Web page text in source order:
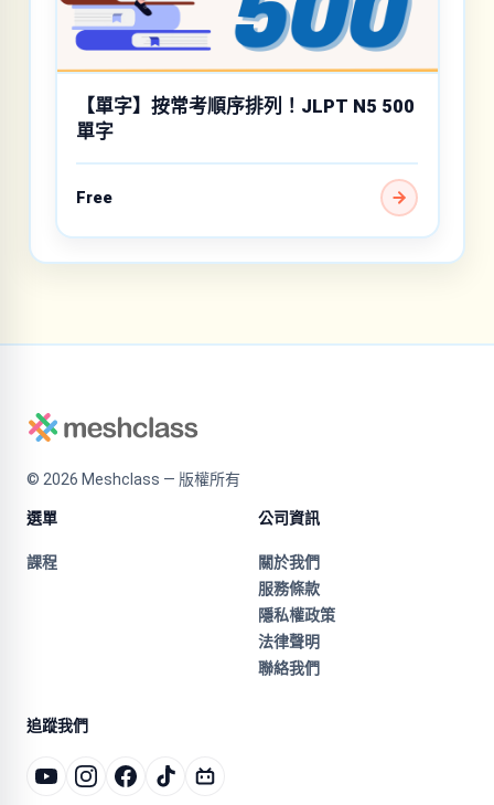
【單字】按常考順序排列！JLPT N5 500
單字
Free
© 2026 Meshclass — 版權所有
選單
課程
公司資訊
關於我們
服務條款
隱私權政策
法律聲明
聯絡我們
追蹤我們